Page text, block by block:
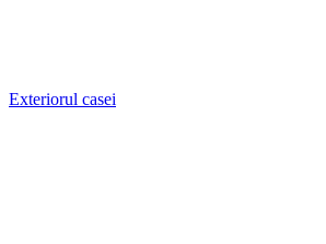
Exteriorul casei